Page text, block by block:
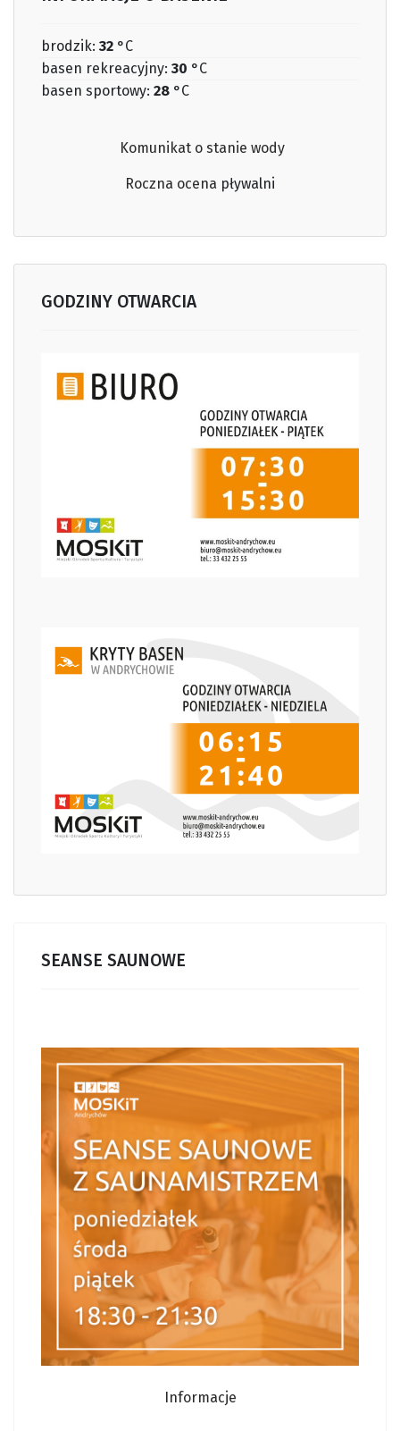
brodzik: 32 °C
basen rekreacyjny: 30 °C
basen sportowy: 28 °C
Komunikat o stanie wody
Roczna ocena pływalni
GODZINY OTWARCIA
SEANSE SAUNOWE
Informacje